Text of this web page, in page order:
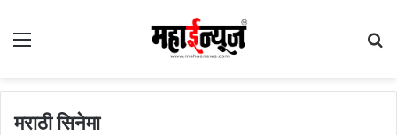
Menu
मराठी सिनेमा